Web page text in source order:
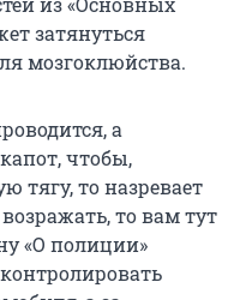
затянуться
мозгоклюйства.
а
чтобы,
тягу, то назревает
то вам тут
«О полиции»